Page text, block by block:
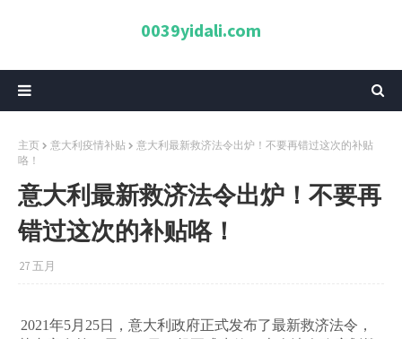
0039yidali.com
主页 意大利疫情补贴
意大利最新救济法令出炉！不要再错过这次的补贴
咯！
意大利最新救济法令出炉！不要再
错过这次的补贴咯！
27 五月
2021年5月25日，意大利政府正式发布了最新救济法令，